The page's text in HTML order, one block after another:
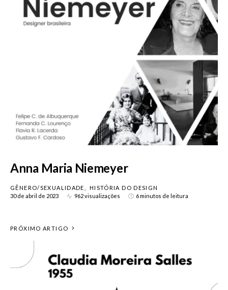
Anna Maria Niemeyer
GÊNERO/SEXUALIDADE
HISTÓRIA DO DESIGN
30 de abril de 2023
962 visualizações 6 minutos de leitura
PRÓXIMO ARTIGO